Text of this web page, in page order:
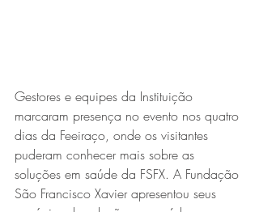
Gestores e equipes da Instituição
marcaram presença no evento nos quatro
dias da Feeiraço, onde os visitantes
puderam conhecer mais sobre as
soluções em saúde da FSFX. A Fundação
São Francisco Xavier apresentou seus